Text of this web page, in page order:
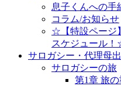
息子くんへの手
コラム/お知らせ
☆【特設ページ
スケジュール
サロガシー・代理母
サロガシーの旅
第1章 旅